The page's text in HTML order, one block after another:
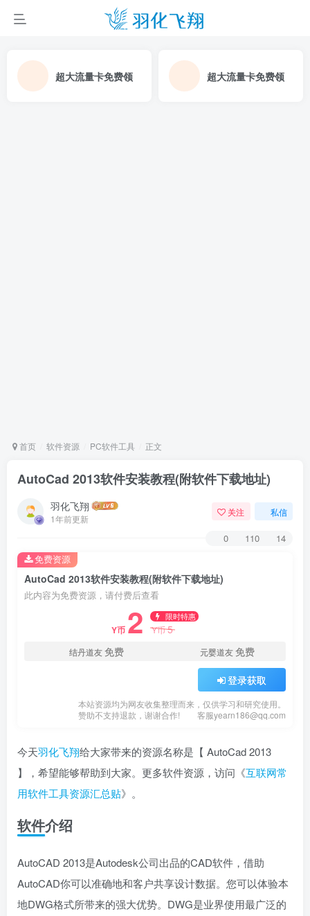
超大流量卡免费领 超大流量卡免费领
首页 软件资源 PC软件工具 正文
AutoCad 2013软件安装教程(附软件下载地址)
羽化飞翔
1年前更新
关注 私信
0 110 14
AutoCad 2013软件安装教程(附软件下载地址)
此内容为免费资源，请付费后查看
Y币 2 限时特惠
Y币5
结丹道友免费 元婴道友免费
登录获取
本站资源均为网友收集整理而来，仅供学习和研究使用。
赞助不支持退款，谢谢合作!
客服yearn186@qq.com
免费资源
今天羽化飞翔给大家带来的资源名称是【 AutoCad 2013
】，希望能够帮助到大家。更多软件资源，访问《互联网常
用软件工具资源汇总贴》。
软件介绍
AutoCAD 2013是Autodesk公司出品的CAD软件，借助
AutoCAD你可以准确地和客户共享设计数据。您可以体验本
地DWG格式所带来的强大优势。DWG是业界使用最广泛的